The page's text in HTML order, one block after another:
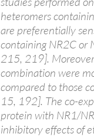
heteromers
are preferentially
containing NR2C
215, 219].
combination were
compared to those
15, 192]. The co-
protein with NR1/
inhibitory effects of